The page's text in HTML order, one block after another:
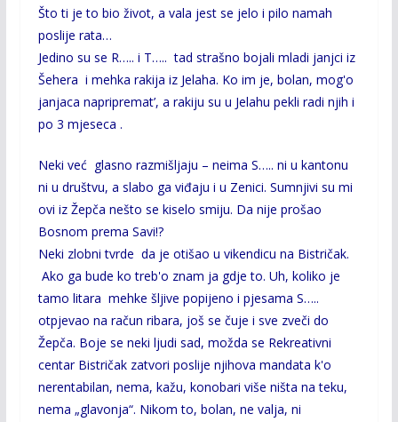
Što ti je to bio život, a vala jest se jelo i pilo namah
poslije rata…
Jedino su se R….. i T….. tad strašno bojali mladi janjci iz
Šehera i mehka rakija iz Jelaha. Ko im je, bolan, mog'o
janjaca napripremat’, a rakiju su u Jelahu pekli radi njih i
po 3 mjeseca .
Neki već glasno razmišljaju – neima S….. ni u kantonu
ni u društvu, a slabo ga viđaju i u Zenici. Sumnjivi su mi
ovi iz Žepča nešto se kiselo smiju. Da nije prošao
Bosnom prema Savi!?
Neki zlobni tvrde da je otišao u vikendicu na Bistričak.
Ako ga bude ko treb'o znam ja gdje to. Uh, koliko je
tamo litara mehke šljive popijeno i pjesama S…..
otpjevao na račun ribara, još se čuje i sve zveči do
Žepča. Boje se neki ljudi sad, možda se Rekreativni
centar Bistričak zatvori poslije njihova mandata k'o
nerentabilan, nema, kažu, konobari više ništa na teku,
nema „glavonja“. Nikom to, bolan, ne valja, ni